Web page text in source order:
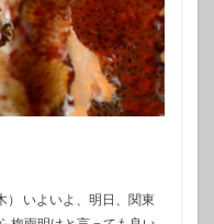
） いよいよ、明日、関東